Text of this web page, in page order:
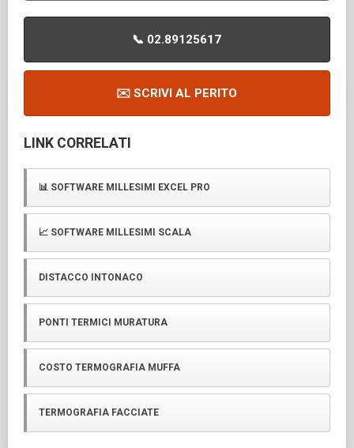
📞 02.89125617
✉️ SCRIVI AL PERITO
LINK CORRELATI
📊 SOFTWARE MILLESIMI EXCEL PRO
📈 SOFTWARE MILLESIMI SCALA
DISTACCO INTONACO
PONTI TERMICI MURATURA
COSTO TERMOGRAFIA MUFFA
TERMOGRAFIA FACCIATE